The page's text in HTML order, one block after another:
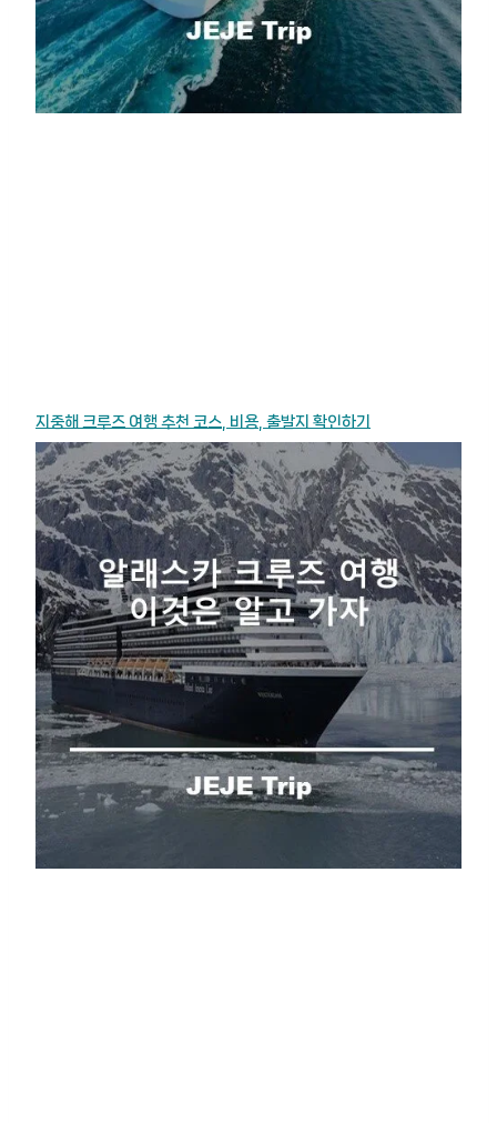
지중해 크루즈 여행 추천 코스, 비용, 출발지 확인하기